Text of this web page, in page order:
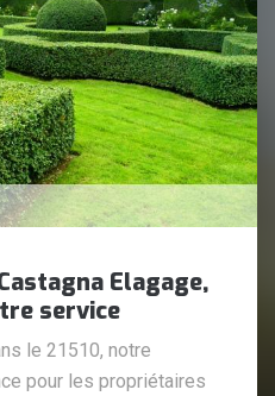
Elagage,
service
le 21510, notre
pour les propriétaires